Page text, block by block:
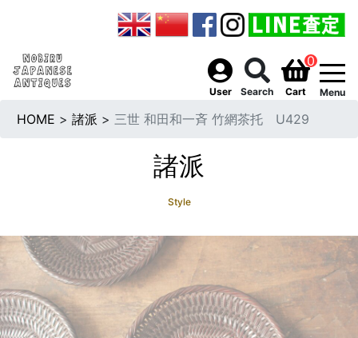
User Search
0
Cart Menu
HOME > 諸派 > 三世 和田和一斉 竹網茶托 U429
諸派
Style